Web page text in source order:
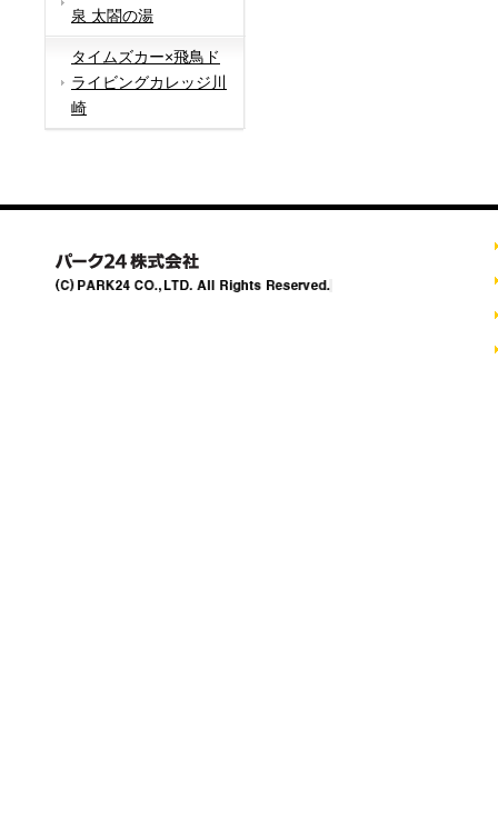
泉 太閤の湯
タイムズカー×飛鳥ド
ライビングカレッジ川
崎